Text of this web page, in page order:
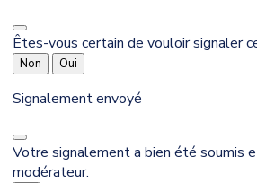
Êtes-vous certain de vouloir signaler
Non Oui
Signalement envoyé
Votre signalement a bien été soumis
modérateur.